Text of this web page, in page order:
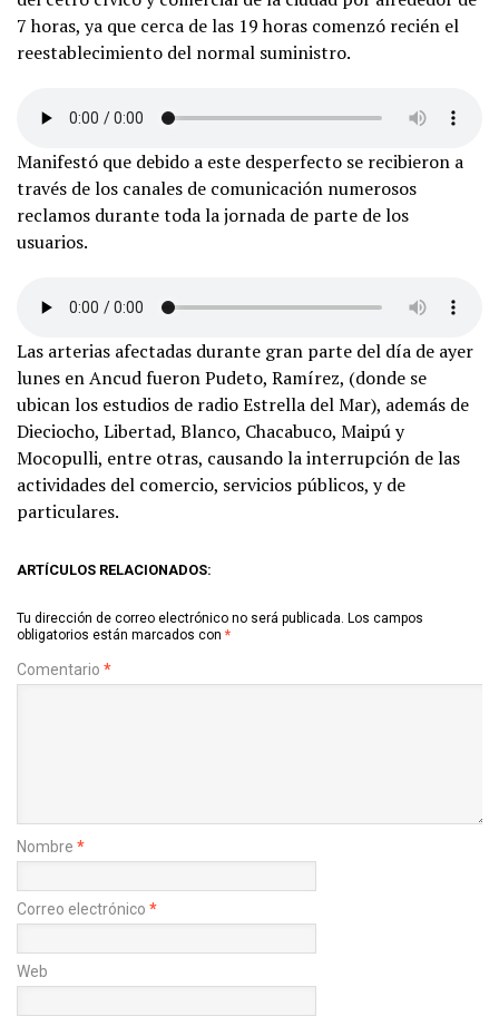
7 horas, ya que cerca de las 19 horas comenzó recién el
reestablecimiento del normal suministro.
Manifestó que debido a este desperfecto se recibieron a
través de los canales de comunicación numerosos
reclamos durante toda la jornada de parte de los
usuarios.
Las arterias afectadas durante gran parte del día de ayer
lunes en Ancud fueron Pudeto, Ramírez, (donde se
ubican los estudios de radio Estrella del Mar), además de
Dieciocho, Libertad, Blanco, Chacabuco, Maipú y
Mocopulli, entre otras, causando la interrupción de las
actividades del comercio, servicios públicos, y de
particulares.
ARTÍCULOS RELACIONADOS:
Tu dirección de correo electrónico no será publicada. Los campos
obligatorios están marcados con *
Comentario *
Nombre *
Correo electrónico *
Web